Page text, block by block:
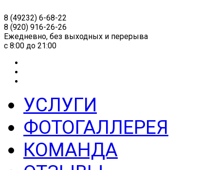
8 (49232) 6-68-22
8 (920) 916-26-26
Ежедневно, без выходных и перерыва
c 8:00 до 21:00
УСЛУГИ
ФОТОГАЛЛЕРЕЯ
КОМАНДА